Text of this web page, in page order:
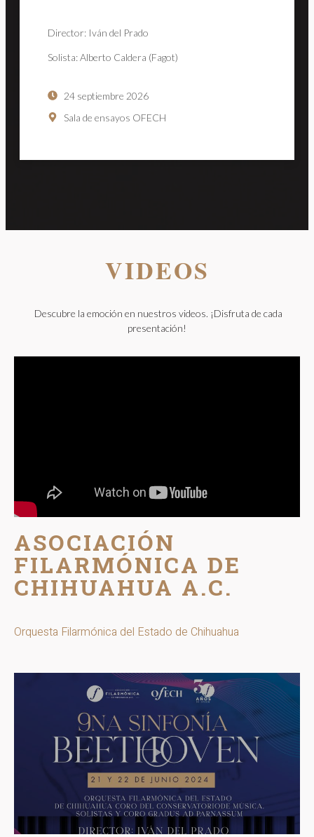
Director: Iván del Prado
Solista: Alberto Caldera (Fagot)
24 septiembre 2026
Sala de ensayos OFECH
VIDEOS
Descubre la emoción en nuestros videos. ¡Disfruta de cada
presentación!
ASOCIACIÓN
FILARMÓNICA DE
CHIHUAHUA A.C.
Orquesta Filarmónica del Estado de Chihuahua